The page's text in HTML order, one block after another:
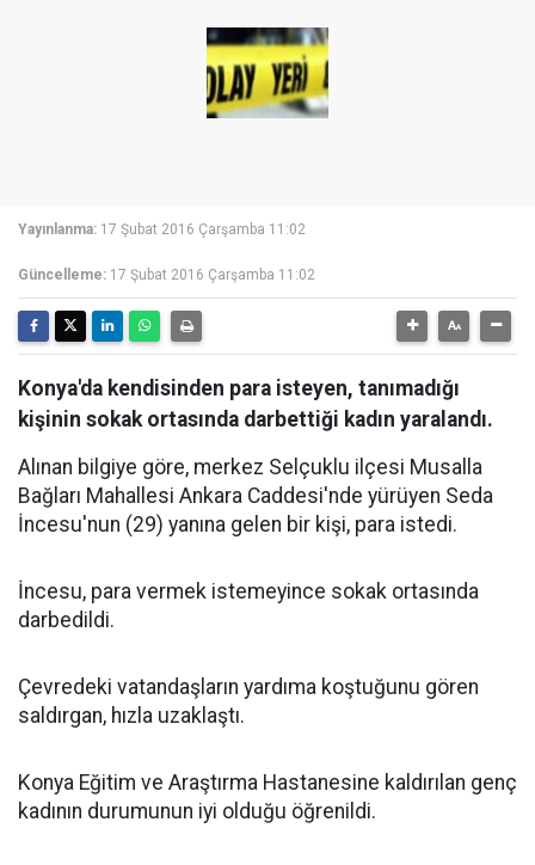
Yayınlanma: 17 Şubat 2016 Çarşamba 11:02
Güncelleme: 17 Şubat 2016 Çarşamba 11:02
Konya'da kendisinden para isteyen, tanımadığı
kişinin sokak ortasında darbettiği kadın yaralandı.
Alınan bilgiye göre, merkez Selçuklu ilçesi Musalla
Bağları Mahallesi Ankara Caddesi'nde yürüyen Seda
İncesu'nun (29) yanına gelen bir kişi, para istedi.
İncesu, para vermek istemeyince sokak ortasında
darbedildi.
Çevredeki vatandaşların yardıma koştuğunu gören
saldırgan, hızla uzaklaştı.
Konya Eğitim ve Araştırma Hastanesine kaldırılan genç
kadının durumunun iyi olduğu öğrenildi.